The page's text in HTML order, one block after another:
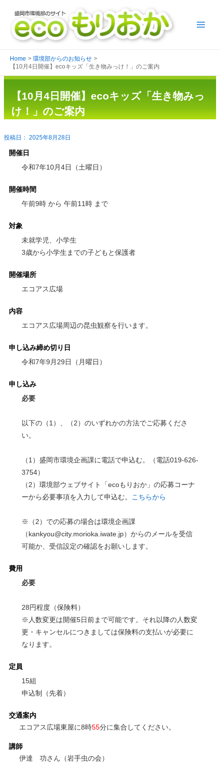
Home
環境部からのお知らせ
【10月4日開催】ecoキッズ「生き物みっけ！」のご案内
【10月4日開催】ecoキッズ「生き物みっ
け！」のご案内
2025年8月28日
開催日
令和7年10月4日（土曜日）
開催時間
午前9時 から 午前11時 まで
対象
未就学児、小学生
3歳から小学生までの子どもと保護者
開催場所
エコアス広場
内容
エコアス広場周辺の昆虫観察を行います。
申し込み締め切り日
令和7年9月29日（月曜日）
申し込み
必要
以下の（1）、（2）のいずれかの方法でご応募くださ
い。
（1）盛岡市環境企画課に電話で申込む。（電話019-626-
3754）
（2）環境部ウェブサイト「ecoもりおか」の応募コーナ
ーから必要事項を入力して申込む。
こちらから
※（2）での応募の場合は環境企画課
（kankyou@city.morioka.iwate.jp）からのメールを受信
可能か、受信設定の確認をお願いします。
費用
必要
28円程度（保険料）
※人数変更は開催5日前まで可能です。それ以降の人数変
更・キャンセルにつきましては保険料の支払いが必要に
なります。
定員
15組
申込制（先着）
交通案内
エコアス広場東屋に8時55分に集合してください。
講師
伊達 功さん（岩手虫の会）